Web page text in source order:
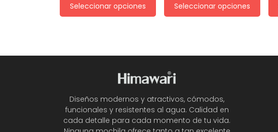
Seleccionar opciones Seleccionar opciones
Diseños modernos y atractivos, cómodos,
funcionales y resistentes al agua. Calidad en
cada detalle para cada momento de tu vida.